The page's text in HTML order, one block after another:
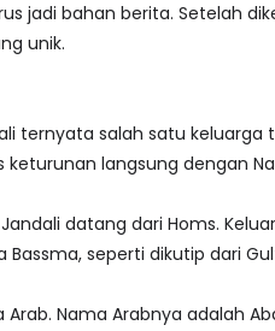
jadi bahan berita. Setelah
unik.
salah satu keluarga
langsung dengan
datang dari Homs.
seperti dikutip dari
Nama Arabnya adalah